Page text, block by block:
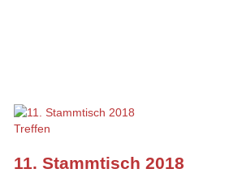
Treffen
11. Stammtisch 2018